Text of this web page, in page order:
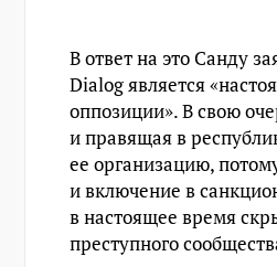
В ответ на это Санду
Dialog является
оппозиции». В свою
и правящая в
ее организацию,
и включение в
в настоящее время
преступного